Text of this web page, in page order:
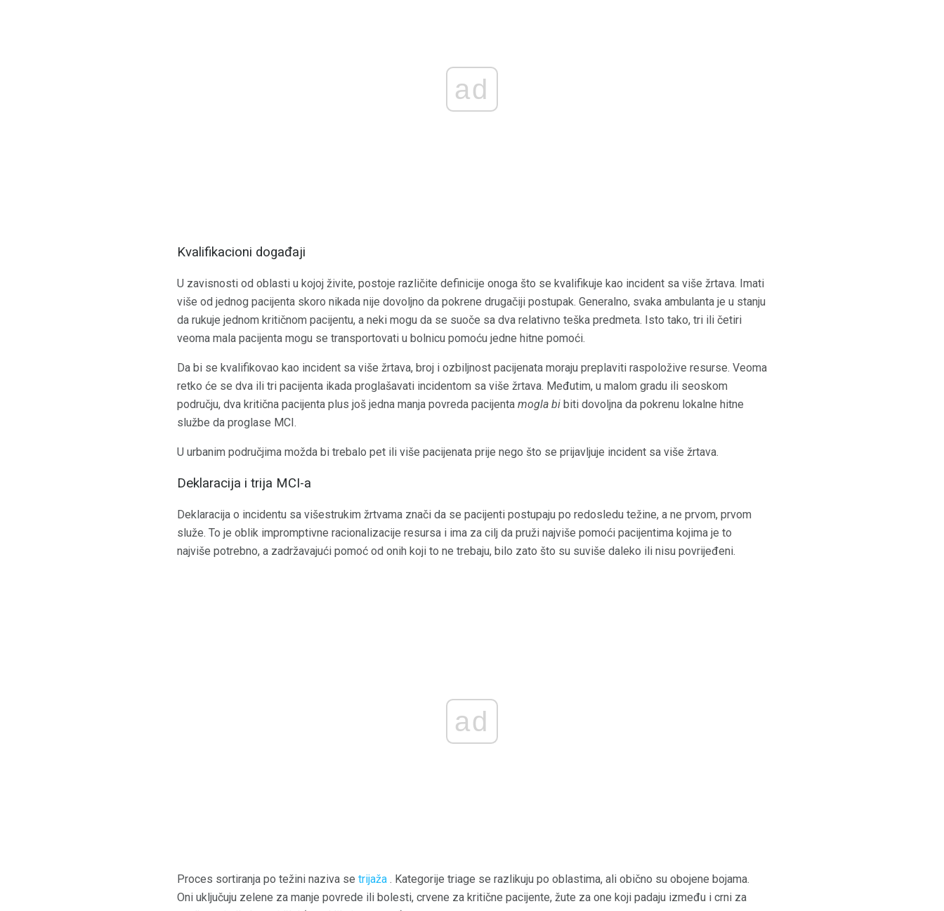
ad
Kvalifikacioni događaji
U zavisnosti od oblasti u kojoj živite, postoje različite definicije onoga što se kvalifikuje kao incident sa više žrtava. Imati
više od jednog pacijenta skoro nikada nije dovoljno da pokrene drugačiji postupak. Generalno, svaka ambulanta je u stanju
da rukuje jednom kritičnom pacijentu, a neki mogu da se suoče sa dva relativno teška predmeta. Isto tako, tri ili četiri
veoma mala pacijenta mogu se transportovati u bolnicu pomoću jedne hitne pomoći.
Da bi se kvalifikovao kao incident sa više žrtava, broj i ozbiljnost pacijenata moraju preplaviti raspoložive resurse. Veoma
retko će se dva ili tri pacijenta ikada proglašavati incidentom sa više žrtava. Međutim, u malom gradu ili seoskom
području, dva kritična pacijenta plus još jedna manja povreda pacijenta mogla bi biti dovoljna da pokrenu lokalne hitne
službe da proglase MCI.
U urbanim područjima možda bi trebalo pet ili više pacijenata prije nego što se prijavljuje incident sa više žrtava.
Deklaracija i trija MCI-a
Deklaracija o incidentu sa višestrukim žrtvama znači da se pacijenti postupaju po redosledu težine, a ne prvom, prvom
služe. To je oblik impromptivne racionalizacije resursa i ima za cilj da pruži najviše pomoći pacijentima kojima je to
najviše potrebno, a zadržavajući pomoć od onih koji to ne trebaju, bilo zato što su suviše daleko ili nisu povrijeđeni.
ad
Proces sortiranja po težini naziva se trijaža . Kategorije triage se razlikuju po oblastima, ali obično su obojene bojama.
Oni uključuju zelene za manje povrede ili bolesti, crvene za kritične pacijente, žute za one koji padaju između i crni za